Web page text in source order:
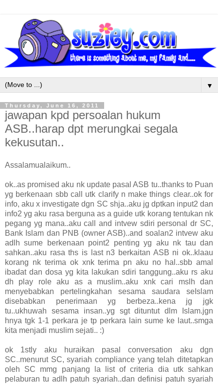
▼
Thursday, June 16, 2011
jawapan kpd persoalan hukum
ASB..harap dpt merungkai segala
kekusutan..
Assalamualaikum..
ok..as promised aku nk update pasal ASB tu..thanks to Puan
yg berkenaan sbb call utk clarify n make things clear..ok for
info, aku x investigate dgn SC shja..aku jg dptkan input2 dan
info2 yg aku rasa berguna as a guide utk korang tentukan nk
pegang yg mana..aku call and intvew sdiri personal dr SC,
Bank Islam dan PNB (owner ASB)..and soalan2 intvew aku
adlh sume berkenaan point2 penting yg aku nk tau dan
sahkan..aku rasa ths is last n3 berkaitan ASB ni ok..klaau
korang nk terima ok xnk terima pn aku no hal..sbb amal
ibadat dan dosa yg kita lakukan sdiri tanggung..aku rs aku
dh play role aku as a muslim..aku xnk cari mslh dan
menyebabkan pertelingkahan sesama saudara seIslam
disebabkan penerimaan yg berbeza..kena jg jgk
tu..ukhuwah sesama insan..yg sgt dituntut dlm Islam.jgn
hnya tgk 1-1 perkara je tp perkara lain sume ke laut..smga
kita menjadi muslim sejati.. :)
ok 1stly aku huraikan pasal conversation aku dgn
SC..menurut SC, syariah compliance yang telah ditetapkan
oleh SC mmg panjang la list of criteria dia utk sahkan
pelaburan tu adlh patuh syariah..dan definisi patuh syariah